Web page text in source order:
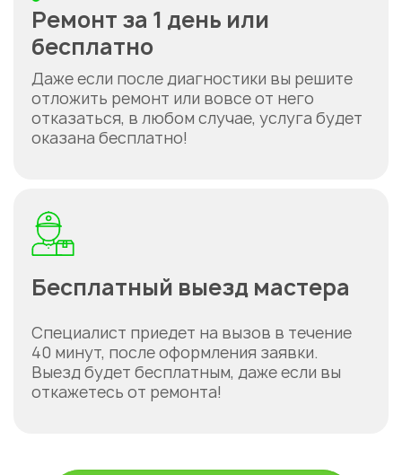
Ремонт за 1 день или
бесплатно
Даже если после диагностики вы решите
отложить ремонт или вовсе от него
отказаться, в любом случае, услуга будет
оказана бесплатно!
Бесплатный выезд мастера
Специалист приедет на вызов в течение
40 минут, после оформления заявки.
Выезд будет бесплатным, даже если вы
откажетесь от ремонта!